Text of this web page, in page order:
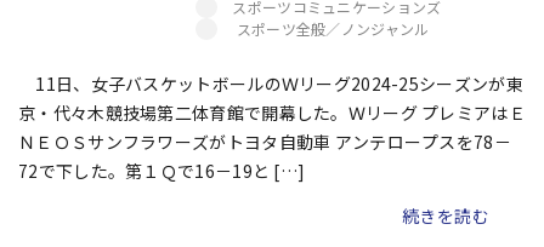
スポーツコミュニケーションズ
スポーツ全般／ノンジャンル
11日、女子バスケットボールのＷリーグ2024-25シーズンが東
京・代々木競技場第二体育館で開幕した。Ｗリーグ プレミアはＥ
ＮＥＯＳサンフラワーズがトヨタ自動車 アンテロープスを78－
72で下した。第１Ｑで16－19と […]
続きを読む